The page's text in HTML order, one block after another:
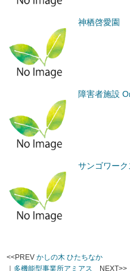
神栖啓愛園
障害者施設
サンゴワーク
<<PREVかしの木 ひたちなか
｜ 多機能型事業所アミアス NEXT>>